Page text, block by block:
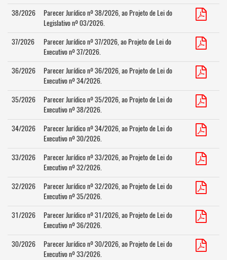
38/2026
Parecer Jurídico nº 38/2026, ao Projeto de Lei do
Legislativo nº 03/2026.
37/2026
Parecer Jurídico nº 37/2026, ao Projeto de Lei do
Executivo nº 37/2026.
36/2026
Parecer Jurídico nº 36/2026, ao Projeto de Lei do
Executivo nº 34/2026.
35/2026
Parecer Jurídico nº 35/2026, ao Projeto de Lei do
Executivo nº 38/2026.
34/2026
Parecer Jurídico nº 34/2026, ao Projeto de Lei do
Executivo nº 30/2026.
33/2026
Parecer Jurídico nº 33/2026, ao Projeto de Lei do
Executivo nº 32/2026.
32/2026
Parecer Jurídico nº 32/2026, ao Projeto de Lei do
Executivo nº 35/2026.
31/2026
Parecer Jurídico nº 31/2026, ao Projeto de Lei do
Executivo nº 36/2026.
30/2026
Parecer Jurídico nº 30/2026, ao Projeto de Lei do
Executivo nº 33/2026.